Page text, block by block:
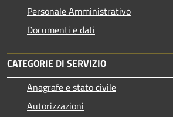
Personale Amministrativo
Documenti e dati
CATEGORIE DI SERVIZIO
Anagrafe e stato civile
Autorizzazioni